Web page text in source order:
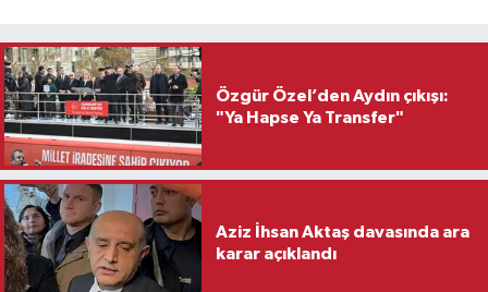
Özgür Özel’den Aydın çıkışı:
"Ya Hapse Ya Transfer"
Aziz İhsan Aktaş davasında ara
karar açıklandı